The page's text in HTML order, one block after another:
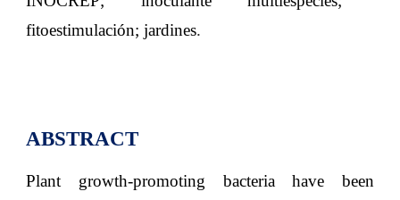
fitoestimulación; jardines.
ABSTRACT
Plant growth-promoting bacteria have been